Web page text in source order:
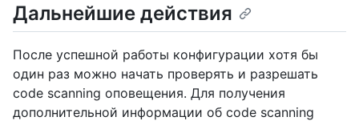
Дальнейшие действия
После успешной работы конфигурации хотя бы
один раз можно начать проверять и разрешать
code scanning оповещения. Для получения
дополнительной информации об code scanning